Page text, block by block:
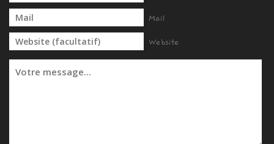
Mail
Website